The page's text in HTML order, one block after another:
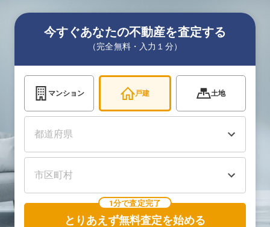
今すぐあなたの不動産を査定する
（完全無料・入力１分）
マンション 戸建 土地
1分で査定完了
とりあえず無料査定を始める